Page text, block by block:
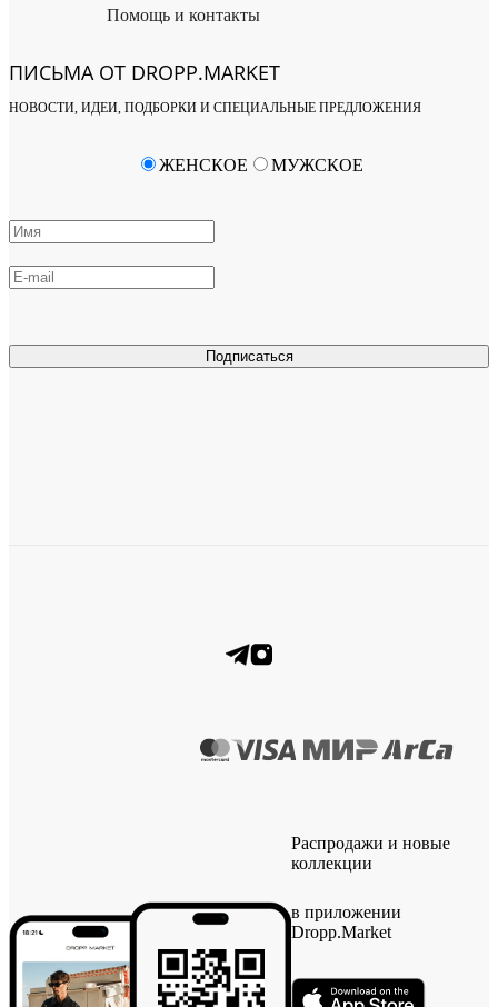
Помощь и контакты
ПИСЬМА ОТ DROPP.MARKET
НОВОСТИ, ИДЕИ, ПОДБОРКИ И СПЕЦИАЛЬНЫЕ ПРЕДЛОЖЕНИЯ
Подписаться
ЖЕНСКОЕ МУЖСКОЕ
Распродажи и новые
коллекции
в приложении
Dropp.Market